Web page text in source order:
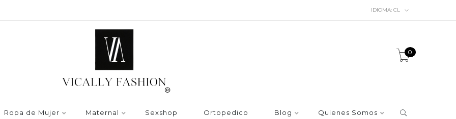
IDIOMA: CL
0
Ropa de Mujer Maternal Sexshop Ortopedico Blog Quienes Somos